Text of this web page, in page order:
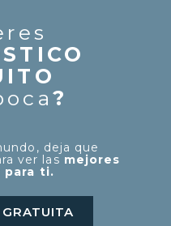
?
deja que
ver las mejores
para ti.